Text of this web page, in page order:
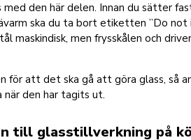
den här delen. Innan du sätter
ska du ta bort etiketten ”Do
maskindisk, men frysskålen och
för att det ska gå att göra glass, så
när den har tagits ut.
till glasstillverkning på